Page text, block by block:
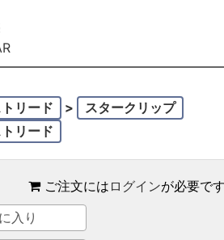
リード
>
スタークリップ
リード
ご注文には ログインが必要です
入り